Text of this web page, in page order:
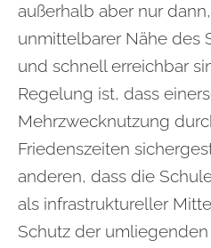
außerhalb aber nur
unmittelbarer Nähe des
und schnell erreichbar
Regelung ist, dass
Mehrzwecknutzung
Friedenszeiten
anderen, dass die
als infrastruktureller
Schutz der